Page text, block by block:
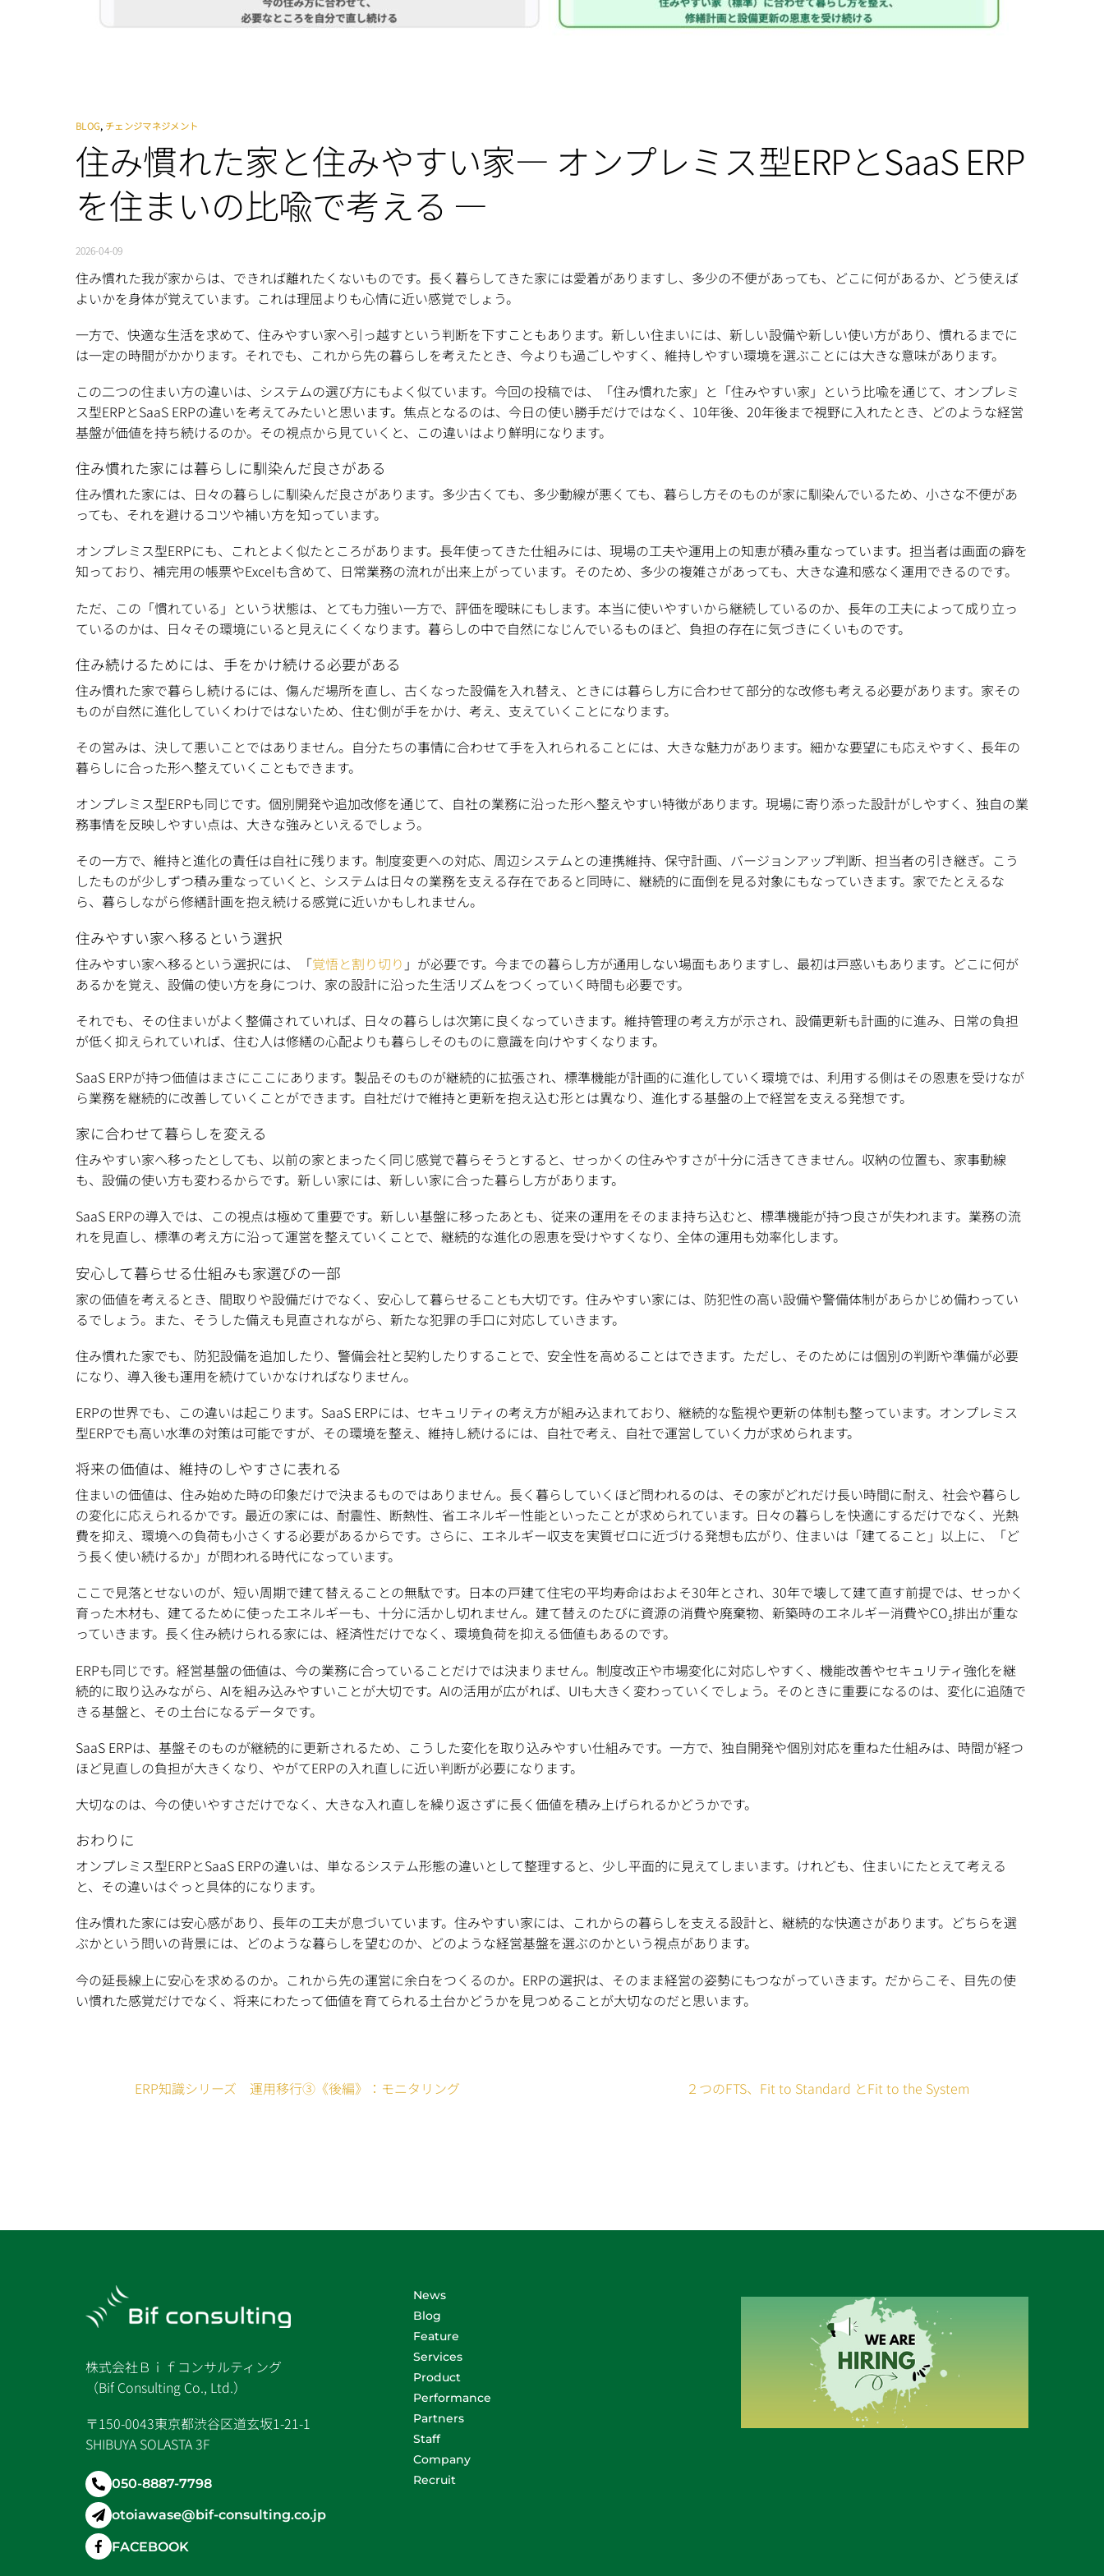
BLOG, チェンジマネジメント
住み慣れた家と住みやすい家― オンプレミス型ERPとSaaS ERP
を住まいの比喩で考える ―
2026-04-09
住み慣れた我が家からは、できれば離れたくないものです。長く暮らしてきた家には愛着がありますし、多少の不便があっても、どこに何があるか、どう使えば
よいかを身体が覚えています。これは理屈よりも心情に近い感覚でしょう。
一方で、快適な生活を求めて、住みやすい家へ引っ越すという判断を下すこともあります。新しい住まいには、新しい設備や新しい使い方があり、慣れるまでに
は一定の時間がかかります。それでも、これから先の暮らしを考えたとき、今よりも過ごしやすく、維持しやすい環境を選ぶことには大きな意味があります。
この二つの住まい方の違いは、システムの選び方にもよく似ています。今回の投稿では、「住み慣れた家」と「住みやすい家」という比喩を通じて、オンプレミ
ス型ERPとSaaS ERPの違いを考えてみたいと思います。焦点となるのは、今日の使い勝手だけではなく、10年後、20年後まで視野に入れたとき、どのような経営
基盤が価値を持ち続けるのか。その視点から見ていくと、この違いはより鮮明になります。
住み慣れた家には暮らしに馴染んだ良さがある
住み慣れた家には、日々の暮らしに馴染んだ良さがあります。多少古くても、多少動線が悪くても、暮らし方そのものが家に馴染んでいるため、小さな不便があ
っても、それを避けるコツや補い方を知っています。
オンプレミス型ERPにも、これとよく似たところがあります。長年使ってきた仕組みには、現場の工夫や運用上の知恵が積み重なっています。担当者は画面の癖を
知っており、補完用の帳票やExcelも含めて、日常業務の流れが出来上がっています。そのため、多少の複雑さがあっても、大きな違和感なく運用できるのです。
ただ、この「慣れている」という状態は、とても力強い一方で、評価を曖昧にもします。本当に使いやすいから継続しているのか、長年の工夫によって成り立っ
ているのかは、日々その環境にいると見えにくくなります。暮らしの中で自然になじんでいるものほど、負担の存在に気づきにくいものです。
住み続けるためには、手をかけ続ける必要がある
住み慣れた家で暮らし続けるには、傷んだ場所を直し、古くなった設備を入れ替え、ときには暮らし方に合わせて部分的な改修も考える必要があります。家その
ものが自然に進化していくわけではないため、住む側が手をかけ、考え、支えていくことになります。
その営みは、決して悪いことではありません。自分たちの事情に合わせて手を入れられることには、大きな魅力があります。細かな要望にも応えやすく、長年の
暮らしに合った形へ整えていくこともできます。
オンプレミス型ERPも同じです。個別開発や追加改修を通じて、自社の業務に沿った形へ整えやすい特徴があります。現場に寄り添った設計がしやすく、独自の業
務事情を反映しやすい点は、大きな強みといえるでしょう。
その一方で、維持と進化の責任は自社に残ります。制度変更への対応、周辺システムとの連携維持、保守計画、バージョンアップ判断、担当者の引き継ぎ。こう
したものが少しずつ積み重なっていくと、システムは日々の業務を支える存在であると同時に、継続的に面倒を見る対象にもなっていきます。家でたとえるな
ら、暮らしながら修繕計画を抱え続ける感覚に近いかもしれません。
住みやすい家へ移るという選択
住みやすい家へ移るという選択には、「覚悟と割り切り 」が必要です。今までの暮らし方が通用しない場面もありますし、最初は戸惑いもあります。どこに何が
あるかを覚え、設備の使い方を身につけ、家の設計に沿った生活リズムをつくっていく時間も必要です。
それでも、その住まいがよく整備されていれば、日々の暮らしは次第に良くなっていきます。維持管理の考え方が示され、設備更新も計画的に進み、日常の負担
が低く抑えられていれば、住む人は修繕の心配よりも暮らしそのものに意識を向けやすくなります。
SaaS ERPが持つ価値はまさにここにあります。製品そのものが継続的に拡張され、標準機能が計画的に進化していく環境では、利用する側はその恩恵を受けなが
ら業務を継続的に改善していくことができます。自社だけで維持と更新を抱え込む形とは異なり、進化する基盤の上で経営を支える発想です。
家に合わせて暮らしを変える
住みやすい家へ移ったとしても、以前の家とまったく同じ感覚で暮らそうとすると、せっかくの住みやすさが十分に活きてきません。収納の位置も、家事動線
も、設備の使い方も変わるからです。新しい家には、新しい家に合った暮らし方があります。
SaaS ERPの導入では、この視点は極めて重要です。新しい基盤に移ったあとも、従来の運用をそのまま持ち込むと、標準機能が持つ良さが失われます。業務の流
れを見直し、標準の考え方に沿って運営を整えていくことで、継続的な進化の恩恵を受けやすくなり、全体の運用も効率化します。
安心して暮らせる仕組みも家選びの一部
家の価値を考えるとき、間取りや設備だけでなく、安心して暮らせることも大切です。住みやすい家には、防犯性の高い設備や警備体制があらかじめ備わってい
るでしょう。また、そうした備えも見直されながら、新たな犯罪の手口に対応していきます。
住み慣れた家でも、防犯設備を追加したり、警備会社と契約したりすることで、安全性を高めることはできます。ただし、そのためには個別の判断や準備が必要
になり、導入後も運用を続けていかなければなりません。
ERPの世界でも、この違いは起こります。SaaS ERPには、セキュリティの考え方が組み込まれており、継続的な監視や更新の体制も整っています。オンプレミス
型ERPでも高い水準の対策は可能ですが、その環境を整え、維持し続けるには、自社で考え、自社で運営していく力が求められます。
将来の価値は、維持のしやすさに表れる
住まいの価値は、住み始めた時の印象だけで決まるものではありません。長く暮らしていくほど問われるのは、その家がどれだけ長い時間に耐え、社会や暮らし
の変化に応えられるかです。最近の家には、耐震性、断熱性、省エネルギー性能といったことが求められています。日々の暮らしを快適にするだけでなく、光熱
費を抑え、環境への負荷も小さくする必要があるからです。さらに、エネルギー収支を実質ゼロに近づける発想も広がり、住まいは「建てること」以上に、「ど
う長く使い続けるか」が問われる時代になっています。
ここで見落とせないのが、短い周期で建て替えることの無駄です。日本の戸建て住宅の平均寿命はおよそ30年とされ、30年で壊して建て直す前提では、せっかく
育った木材も、建てるために使ったエネルギーも、十分に活かし切れません。建て替えのたびに資源の消費や廃棄物、新築時のエネルギー消費やCO₂排出が重な
っていきます。長く住み続けられる家には、経済性だけでなく、環境負荷を抑える価値もあるのです。
ERPも同じです。経営基盤の価値は、今の業務に合っていることだけでは決まりません。制度改正や市場変化に対応しやすく、機能改善やセキュリティ強化を継
続的に取り込みながら、AIを組み込みやすいことが大切です。AIの活用が広がれば、UIも大きく変わっていくでしょう。そのときに重要になるのは、変化に追随で
きる基盤と、その土台になるデータです。
SaaS ERPは、基盤そのものが継続的に更新されるため、こうした変化を取り込みやすい仕組みです。一方で、独自開発や個別対応を重ねた仕組みは、時間が経つ
ほど見直しの負担が大きくなり、やがてERPの入れ直しに近い判断が必要になります。
大切なのは、今の使いやすさだけでなく、大きな入れ直しを繰り返さずに長く価値を積み上げられるかどうかです。
おわりに
オンプレミス型ERPとSaaS ERPの違いは、単なるシステム形態の違いとして整理すると、少し平面的に見えてしまいます。けれども、住まいにたとえて考える
と、その違いはぐっと具体的になります。
住み慣れた家には安心感があり、長年の工夫が息づいています。住みやすい家には、これからの暮らしを支える設計と、継続的な快適さがあります。どちらを選
ぶかという問いの背景には、どのような暮らしを望むのか、どのような経営基盤を選ぶのかという視点があります。
今の延長線上に安心を求めるのか。これから先の運営に余白をつくるのか。ERPの選択は、そのまま経営の姿勢にもつながっていきます。だからこそ、目先の使
い慣れた感覚だけでなく、将来にわたって価値を育てられる土台かどうかを見つめることが大切なのだと思います。
ERP知識シリーズ 運用移行③《後編》：モニタリング ２つのFTS、Fit to Standard とFit to the System
株式会社Ｂｉｆコンサルティング
（Bif Consulting Co., Ltd.）
〒150-0043東京都渋谷区道玄坂1-21-1
SHIBUYA SOLASTA 3F
050-8887-7798
otoiawase@bif-consulting.co.jp
FACEBOOK
News
Blog
Feature
Services
Product
Performance
Partners
Staff
Company
Recruit